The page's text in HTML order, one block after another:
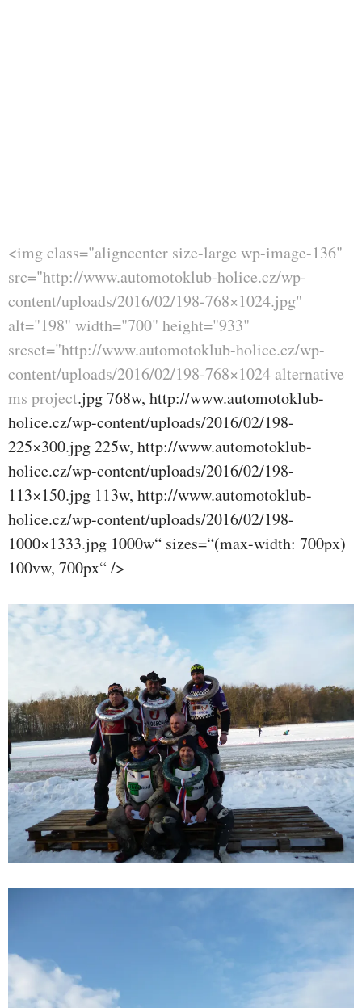
<img class="aligncenter size-large wp-image-136"
src="http://www.automotoklub-holice.cz/wp-
content/uploads/2016/02/198-768×1024.jpg"
alt="198" width="700" height="933"
srcset="http://www.automotoklub-holice.cz/wp-
content/uploads/2016/02/198-768×1024 alternative
ms project.jpg 768w, http://www.automotoklub-
holice.cz/wp-content/uploads/2016/02/198-
225×300.jpg 225w, http://www.automotoklub-
holice.cz/wp-content/uploads/2016/02/198-
113×150.jpg 113w, http://www.automotoklub-
holice.cz/wp-content/uploads/2016/02/198-
1000×1333.jpg 1000w“ sizes=“(max-width: 700px)
100vw, 700px“ />